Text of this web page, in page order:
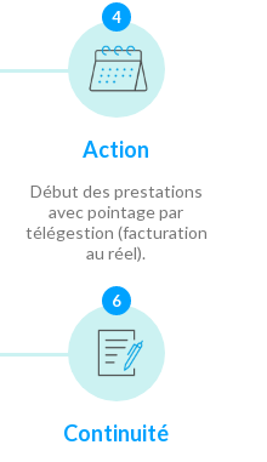
4
Action
Début des prestations
avec pointage par
télégestion (facturation
au réel).
6
Continuité